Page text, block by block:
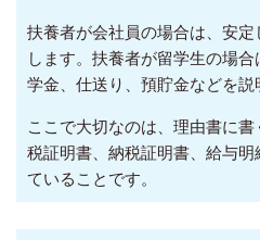
扶養者が会社員の場合は、安
します。扶養者が留学生の場
学金、仕送り、預貯金などを説
ここで大切なのは、理由書に
税証明書、納税証明書、給与
ていることです。